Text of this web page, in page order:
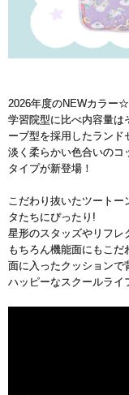
2026年度のNEWカラー☆
学習院型に比べ内容量は
ーブ型を採用したランド
淡く柔らかい色合いのコ
タイプが新登場！
こだわり抜いたツートー
タたちにぴったり!
星形のスタッズやリフレ
もちろん機能面にもこ
面に入ったクッションで
ハッピーなスクールライ